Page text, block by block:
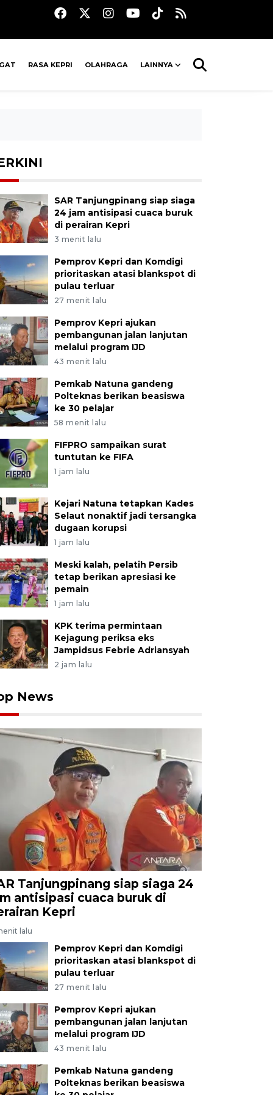
RASA KEPRI OLAHRAGA LAINNYA
SAR Tanjungpinang siap siaga
24 jam antisipasi cuaca buruk
di perairan Kepri
3 menit lalu
Pemprov Kepri dan Komdigi
prioritaskan atasi blankspot di
pulau terluar
27 menit lalu
Pemprov Kepri ajukan
pembangunan jalan lanjutan
melalui program IJD
43 menit lalu
Pemkab Natuna gandeng
Polteknas berikan beasiswa
ke 30 pelajar
58 menit lalu
FIFPRO sampaikan surat
tuntutan ke FIFA
1 jam lalu
Kejari Natuna tetapkan Kades
Selaut nonaktif jadi tersangka
dugaan korupsi
1 jam lalu
Meski kalah, pelatih Persib
tetap berikan apresiasi ke
pemain
1 jam lalu
KPK terima permintaan
Kejagung periksa eks
Jampidsus Febrie Adriansyah
2 jam lalu
News
Tanjungpinang siap siaga 24
antisipasi cuaca buruk di
Kepri
lalu
Pemprov Kepri dan Komdigi
prioritaskan atasi blankspot di
pulau terluar
27 menit lalu
Pemprov Kepri ajukan
pembangunan jalan lanjutan
melalui program IJD
43 menit lalu
Pemkab Natuna gandeng
Polteknas berikan beasiswa